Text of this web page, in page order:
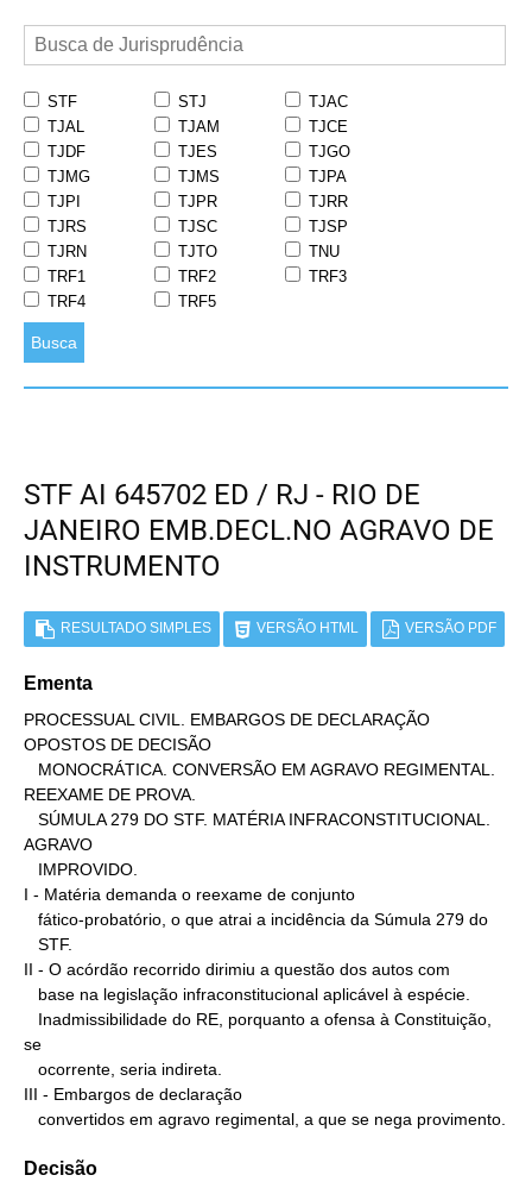
STF STJ
TJAC
TJAL
TJAM
TJCE
TJDF
TJES
TJGO
TJMG
TJMS
TJPA
TJPI
TJPR
TJRR
TJRS
TJSC
TJSP
TJRN
TJTO
TNU
TRF1
TRF2
TRF3
TRF4
TRF5
Busca
STF AI 645702 ED / RJ - RIO DE
JANEIRO EMB.DECL.NO AGRAVO DE
INSTRUMENTO
RESULTADO SIMPLES VERSÃO HTML VERSÃO PDF
Ementa
PROCESSUAL CIVIL. EMBARGOS DE DECLARAÇÃO
OPOSTOS DE DECISÃO
REEXAME DE PROVA.
AGRAVO
I - Matéria demanda o reexame de conjunto
II - O acórdão recorrido dirimiu a questão dos autos com
se
III - Embargos de declaração
   convertidos em agravo regimental, a que se nega provimento.
Decisão